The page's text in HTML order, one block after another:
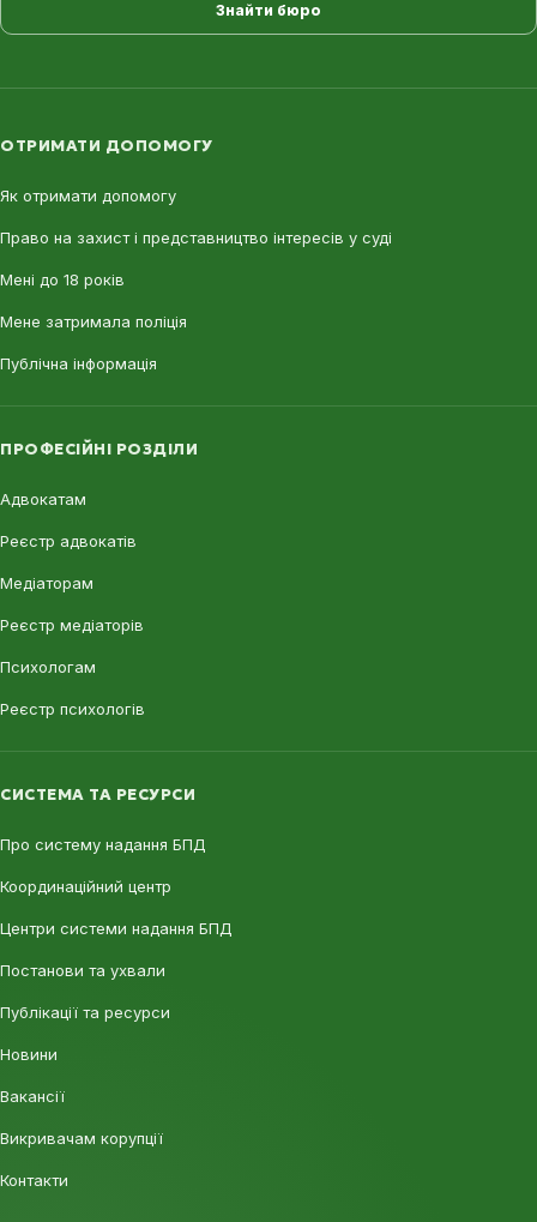
Знайти бюро
ОТРИМАТИ ДОПОМОГУ
Як отримати допомогу
Право на захист і представництво інтересів у суді
Мені до 18 років
Мене затримала поліція
Публічна інформація
ПРОФЕСІЙНІ РОЗДІЛИ
Адвокатам
Реєстр адвокатів
Медіаторам
Реєстр медіаторів
Психологам
Реєстр психологів
СИСТЕМА ТА РЕСУРСИ
Про систему надання БПД
Координаційний центр
Центри системи надання БПД
Постанови та ухвали
Публікації та ресурси
Новини
Вакансії
Викривачам корупції
Контакти